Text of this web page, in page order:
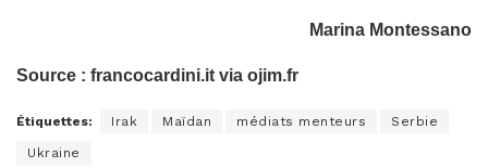
Marina Montessano
Source : francocardini.it via ojim.fr
Étiquettes: Irak Maïdan médiats menteurs Serbie
Ukraine